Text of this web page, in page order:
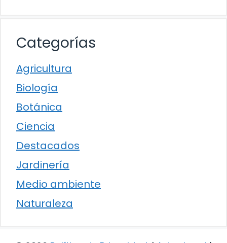
Categorías
Agricultura
Biología
Botánica
Ciencia
Destacados
Jardinería
Medio ambiente
Naturaleza